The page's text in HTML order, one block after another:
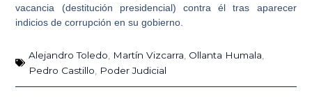
vacancia (destitución presidencial) contra él tras aparecer
indicios de corrupción en su gobierno.
Alejandro Toledo Martín Vizcarra Ollanta Humala
Pedro Castillo
Poder Judicial
Ant